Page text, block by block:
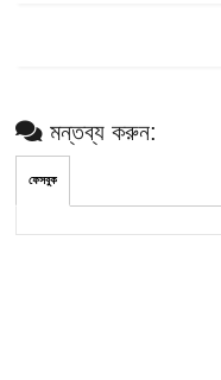
মন্তব্য করুন:
ফেসবুক